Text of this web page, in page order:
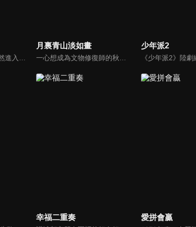
月裏青山淡如畫 少年派2
幸福二重奏 愛拼會贏